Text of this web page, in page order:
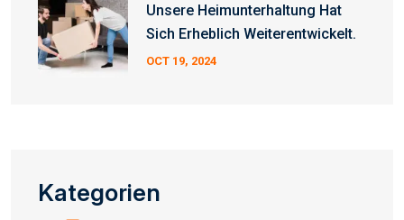
Unsere Heimunterhaltung Hat
Sich Erheblich Weiterentwickelt.
OCT 19, 2024
Kategorien